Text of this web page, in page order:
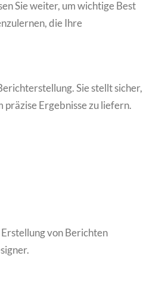
Sie weiter, um wichtige Best
die Ihre
Sie stellt sicher,
Ergebnisse zu liefern.
von Berichten